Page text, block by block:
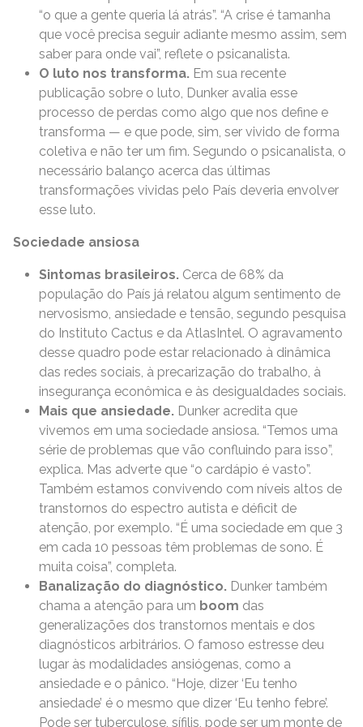
“o que a gente queria lá atrás”. “A crise é tamanha
que você precisa seguir adiante mesmo assim, sem
saber para onde vai”, reflete o psicanalista.
O luto nos transforma. Em sua recente
publicação sobre o luto, Dunker avalia esse
processo de perdas como algo que nos define e
transforma — e que pode, sim, ser vivido de forma
coletiva e não ter um fim. Segundo o psicanalista, o
necessário balanço acerca das últimas
transformações vividas pelo País deveria envolver
esse luto.
Sociedade ansiosa
Sintomas brasileiros. Cerca de 68% da
população do País já relatou algum sentimento de
nervosismo, ansiedade e tensão, segundo pesquisa
do Instituto Cactus e da AtlasIntel. O agravamento
desse quadro pode estar relacionado à dinâmica
das redes sociais, à precarização do trabalho, à
insegurança econômica e às desigualdades sociais.
Mais que ansiedade. Dunker acredita que
vivemos em uma sociedade ansiosa. “Temos uma
série de problemas que vão confluindo para isso”,
explica. Mas adverte que “o cardápio é vasto”.
Também estamos convivendo com níveis altos de
transtornos do espectro autista e déficit de
atenção, por exemplo. “É uma sociedade em que 3
em cada 10 pessoas têm problemas de sono. É
muita coisa”, completa.
Banalização do diagnóstico. Dunker também
chama a atenção para um boom das
generalizações dos transtornos mentais e dos
diagnósticos arbitrários. O famoso estresse deu
lugar às modalidades ansiógenas, como a
ansiedade e o pânico. “Hoje, dizer ‘Eu tenho
ansiedade’ é o mesmo que dizer ‘Eu tenho febre’.
Pode ser tuberculose, sífilis, pode ser um monte de